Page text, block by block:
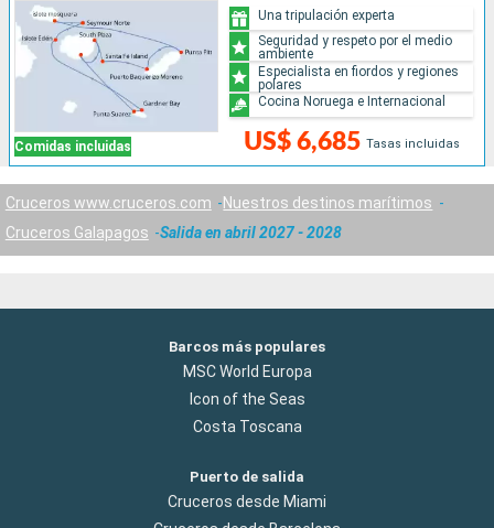
Comidas incluidas US$ 6,685 Tasas incluidas
Una tripulación experta
Seguridad y respeto por el medio
ambiente
Especialista en fiordos y regiones
polares
Cocina Noruega e Internacional
Cruceros www.cruceros.com
Nuestros destinos marítimos
Cruceros Galapagos
Salida en abril 2027 - 2028
Barcos más populares
MSC World Europa
Icon of the Seas
Costa Toscana
Puerto de salida
Cruceros desde Miami